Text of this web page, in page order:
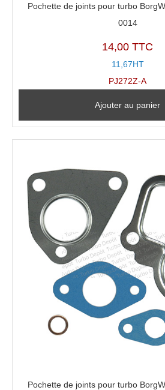
Pochette de joints pour turbo
0014
14,00 TTC
11,67HT
PJ272Z-A
Ajouter au panier
Pochette de joints pour turbo